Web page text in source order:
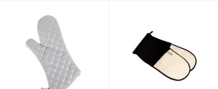
cozinhar
Abridores de latas
Acessórios
Afiadores de
facas manuais
Amassadores de